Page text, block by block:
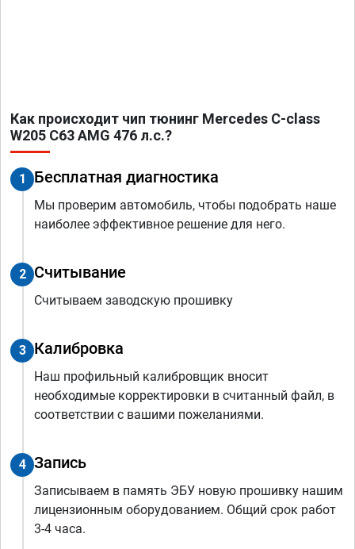
Как происходит чип тюнинг Mercedes C-class
W205 C63 AMG 476 л.с.?
1 Бесплатная диагностика
Мы проверим автомобиль, чтобы подобрать наше
наиболее эффективное решение для него.
2 Считывание
Считываем заводскую прошивку
3 Калибровка
Наш профильный калибровщик вносит
необходимые корректировки в считанный файл, в
соответствии с вашими пожеланиями.
4 Запись
Записываем в память ЭБУ новую прошивку нашим
лицензионным оборудованием. Общий срок работ
3-4 часа.